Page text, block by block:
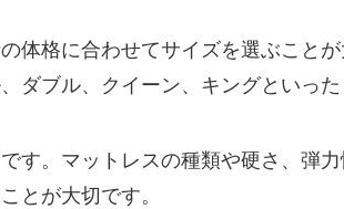
体格に合わせてサイズを選ぶこと
ダブル、クイーン、キングといった
す。マットレスの種類や硬さ、弾
とが大切です。